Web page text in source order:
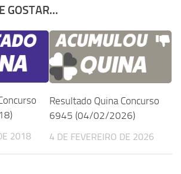
GOSTAR...
2018
Resultado Quina Concurso
6945 (04/02/2026)
4 DE FEVEREIRO DE 2026